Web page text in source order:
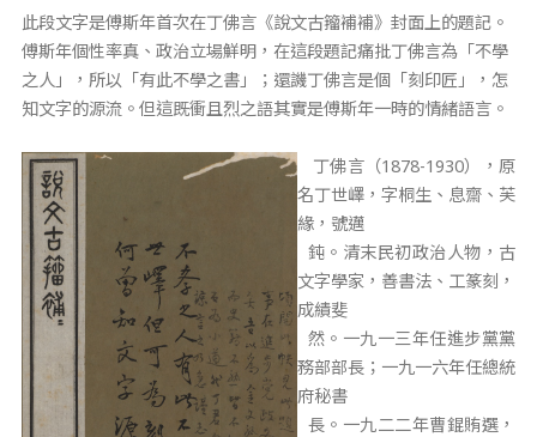
此段文字是傅斯年首次在丁佛言《說文古籀補補》封面上的題記。
傅斯年個性率真、政治立場鮮明，在這段題記痛批丁佛言為「不學
之人」，所以「有此不學之書」；還譏丁佛言是個「刻印匠」，怎
知文字的源流。但這既衝且烈之語其實是傅斯年一時的情緒語言。
丁佛言（1878-1930），原
名丁世嶧，字桐生、息齋、芙
緣，號邁
鈍。清末民初政治人物，古
文字學家，善書法、工篆刻，
成績斐
然。一九一三年任進步黨黨
務部部長；一九一六年任總統
府秘書
長。一九二二年曹錕賄選，